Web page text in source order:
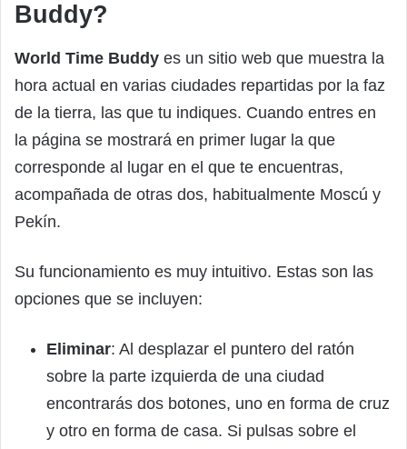
Buddy?
World Time Buddy es un sitio web que muestra la
hora actual en varias ciudades repartidas por la faz
de la tierra, las que tu indiques. Cuando entres en
la página se mostrará en primer lugar la que
corresponde al lugar en el que te encuentras,
acompañada de otras dos, habitualmente Moscú y
Pekín.
Su funcionamiento es muy intuitivo. Estas son las
opciones que se incluyen:
Eliminar: Al desplazar el puntero del ratón
sobre la parte izquierda de una ciudad
encontrarás dos botones, uno en forma de cruz
y otro en forma de casa. Si pulsas sobre el